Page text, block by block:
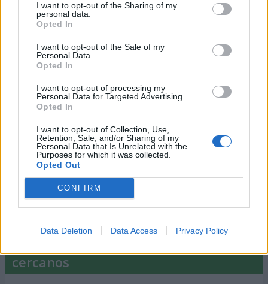
I want to opt-out of the Sharing of my
personal data.
Opted In
I want to opt-out of the Sale of my
Personal Data.
Opted In
I want to opt-out of processing my
Personal Data for Targeted Advertising.
Opted In
I want to opt-out of Collection, Use,
Retention, Sale, and/or Sharing of my
Personal Data that Is Unrelated with the
Purposes for which it was collected.
Opted Out
CONFIRM
Data Deletion Data Access Privacy Policy
El 4 de junio también se celebra ...
Día Internacional de los Niños Inocentes
Víctimas de Agresión
cercanos